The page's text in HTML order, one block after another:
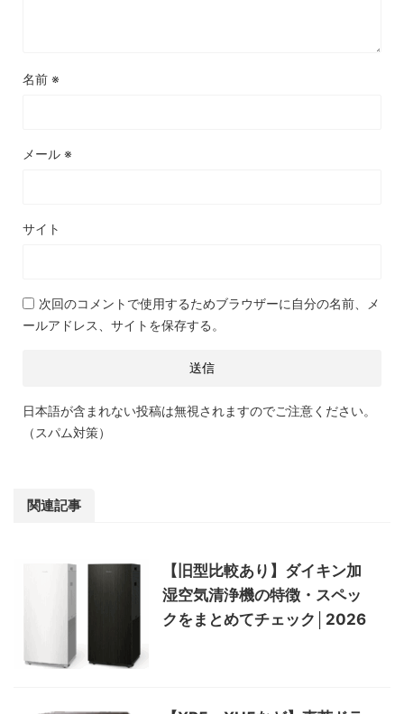
名前 ※
メール ※
サイト
次回のコメントで使用するためブラウザーに自分の名前、メ
ールアドレス、サイトを保存する。
日本語が含まれない投稿は無視されますのでご注意ください。
（スパム対策）
関連記事
【旧型比較あり】ダイキン加
湿空気清浄機の特徴・スペッ
クをまとめてチェック│2026